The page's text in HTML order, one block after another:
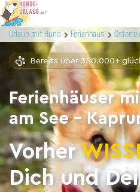
Urlaub mit Hund Ferienhaus
Bereits über 350.000+
Ferienhäuser
am See -
Vorher
Dich und